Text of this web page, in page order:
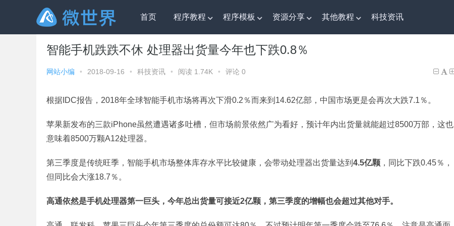
首页 程序教程 程序模板 资源分享 其他教程 科技资讯
微世界» 科技资讯» 智能手机跌跌不休 处理器出货量今年也下跌0.8％
智能手机跌跌不休 处理器出货量今年也下跌0.8％
网站小编 • 2018-09-16 • 科技资讯 • 阅读 1.74K • 评论 0
根据IDC报告，2018年全球智能手机市场将再次下滑0.2％而来到14.62亿部，中国市场更是会再次大跌7.1％。
苹果新发布的三款iPhone虽然遭遇诸多吐槽，但市场前景依然广为看好，预计年内出货量就能超过8500万部，这也
意味着8500万颗A12处理器。
第三季度是传统旺季，智能手机市场整体库存水平比较健康，会带动处理器出货量达到 4.5亿颗 ，同比下跌0.45％，
但同比会大涨18.7％。
高通依然是手机处理器第一巨头，今年总出货量可接近2亿颗，第三季度的增幅也会超过其他对手。